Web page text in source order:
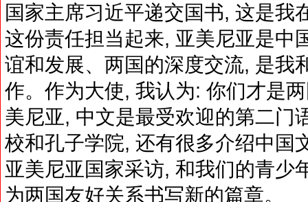
国家主席习近平递交国书, 这是我
这份责任担当起来, 亚美尼亚是中
谊和发展、两国的深度交流, 是我
作。作为大使, 我认为: 你们才是
美尼亚, 中文是最受欢迎的第二门
校和孔子学院, 还有很多介绍中国
亚美尼亚国家采访, 和我们的青少
为两国友好关系书写新的篇章。